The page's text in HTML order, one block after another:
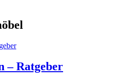
– Ratgeber